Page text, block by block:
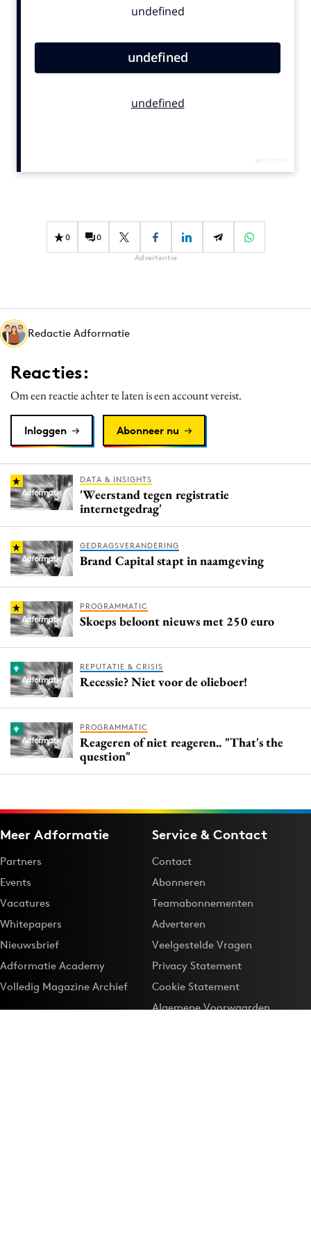
Contentmarketing
Effectiviteit
Gedragsverandering
Martech
Media
Merkstrategie
PR
Programmatic
Reputatie & crisis
0 0
Advertentie
Redactie Adformatie
Reacties:
Om een reactie achter te laten is een account vereist.
Inloggen Abonneer nu
DATA & INSIGHTS
'Weerstand tegen registratie
internetgedrag'
GEDRAGSVERANDERING
Brand Capital stapt in naamgeving
PROGRAMMATIC
Skoeps beloont nieuws met 250 euro
REPUTATIE & CRISIS
Recessie? Niet voor de olieboer!
PROGRAMMATIC
Reageren of niet reageren.. "That's the
question"
Meer Adformatie
Partners
Events
Vacatures
Whitepapers
Nieuwsbrief
Adformatie Academy
Volledig Magazine Archief
Service & Contact
Contact
Abonneren
Teamabonnementen
Adverteren
Veelgestelde Vragen
Privacy Statement
Cookie Statement
Algemene Voorwaarden